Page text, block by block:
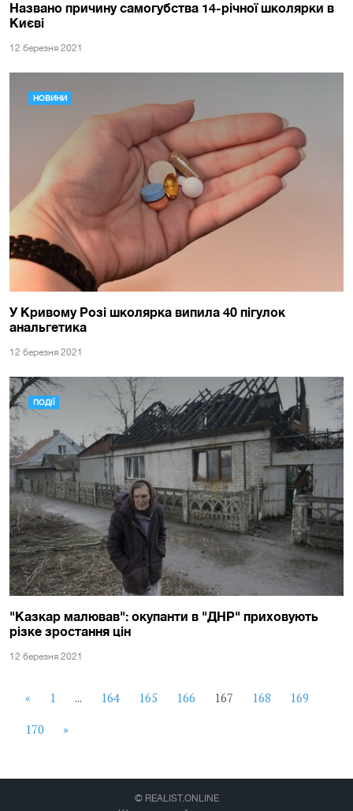
Названо причину самогубства 14-річної школярки в
Києві
12 березня 2021
НОВИНИ
У Кривому Розі школярка випила 40 пігулок
анальгетика
12 березня 2021
ПОДІЇ
"Казкар малював": окупанти в "ДНР" приховують
різке зростання цін
12 березня 2021
« 1 ... 164 165 166 167 168 169
170 »
© REALIST.ONLINE